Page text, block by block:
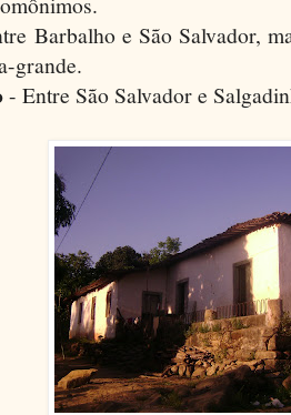
Barbalho e São Salvador,
grande.
- Entre São Salvador e